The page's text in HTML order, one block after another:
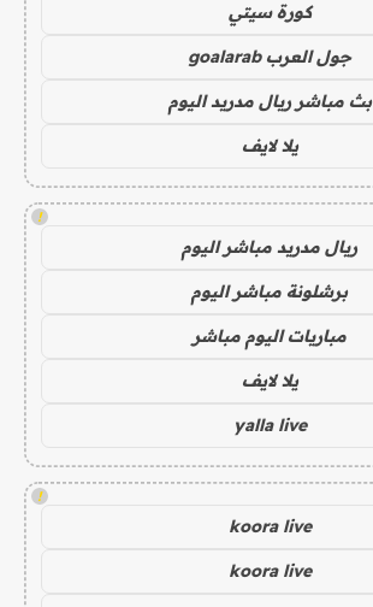
كورة سيتي
جول العرب goalarab
بث مباشر ريال مدريد اليوم
يلا لايف
!
ريال مدريد مباشر اليوم
برشلونة مباشر اليوم
مباريات اليوم مباشر
يلا لايف
yalla live
!
koora live
koora live